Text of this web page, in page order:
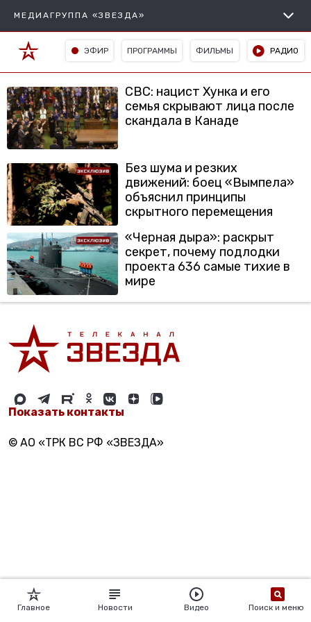
МЕДИАГРУППА «ЗВЕЗДА»
ЭФИР ПРОГРАММЫ ФИЛЬМЫ РАДИО
CBC: нацист Хунка и его
семья скрывают лица после
скандала в Канаде
Без шума и резких
движений: боец «Вымпела»
объяснил принципы
скрытного перемещения
«Черная дыра»: раскрыт
секрет, почему подлодки
проекта 636 самые тихие в
мире
Показать контакты
© АО «ТРК ВС РФ «ЗВЕЗДА»
Главное Новости Видео Поиск и меню